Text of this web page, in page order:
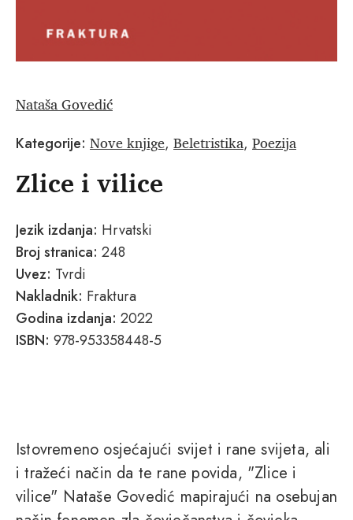
Nataša Govedić
Kategorije: Nove knjige, Beletristika, Poezija
Zlice i vilice
Jezik izdanja: Hrvatski
Broj stranica: 248
Uvez: Tvrdi
Nakladnik: Fraktura
Godina izdanja: 2022
ISBN: 978-953358448-5
Istovremeno osjećajući svijet i rane svijeta, ali
i tražeći način da te rane povida, "Zlice i
vilice" Nataše Govedić mapirajući na osebujan